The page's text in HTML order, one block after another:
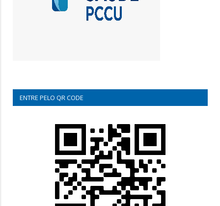
ENTRE PELO QR CODE